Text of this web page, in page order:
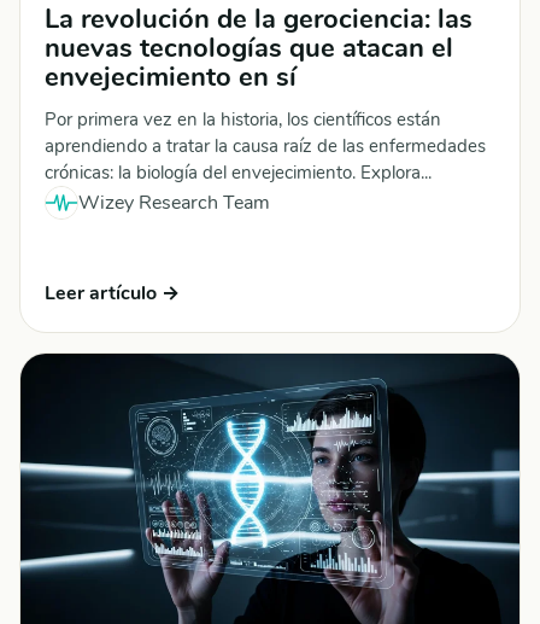
La revolución de la gerociencia: las
nuevas tecnologías que atacan el
envejecimiento en sí
Por primera vez en la historia, los científicos están
aprendiendo a tratar la causa raíz de las enfermedades
crónicas: la biología del envejecimiento. Explora...
Wizey Research Team
Leer artículo →